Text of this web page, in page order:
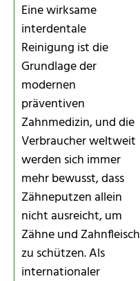
Eine wirksame
interdentale
Reinigung ist die
Grundlage der
modernen
präventiven
Zahnmedizin, und die
Verbraucher weltweit
werden sich immer
mehr bewusst, dass
Zähneputzen allein
nicht ausreicht, um
Zähne und Zahnfleisch
zu schützen. Als
internationaler